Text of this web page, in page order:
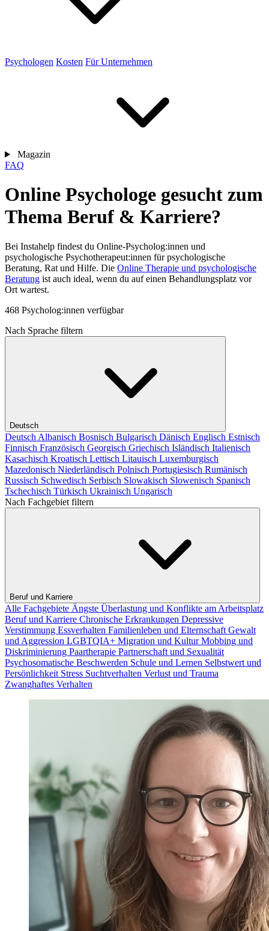
Psychologen Kosten Für Unternehmen
Magazin
FAQ
Online Psychologe gesucht zum
Thema Beruf & Karriere?
Bei Instahelp findest du Online-Psycholog:innen und
psychologische Psychotherapeut:innen für psychologische
Beratung, Rat und Hilfe. Die Online Therapie und psychologische
Beratung ist auch ideal, wenn du auf einen Behandlungsplatz vor
Ort wartest.
468 Psycholog:innen verfügbar
Nach Sprache filtern
Deutsch
Deutsch Albanisch Bosnisch Bulgarisch Dänisch Englisch Estnisch
Finnisch Französisch Georgisch Griechisch Isländisch Italienisch
Kasachisch Kroatisch Lettisch Litauisch Luxemburgisch
Mazedonisch Niederländisch Polnisch Portugiesisch Rumänisch
Russisch Schwedisch Serbisch Slowakisch Slowenisch Spanisch
Tschechisch Türkisch Ukrainisch Ungarisch
Nach Fachgebiet filtern
Beruf und Karriere
Alle Fachgebiete Ängste Überlastung und Konflikte am Arbeitsplatz
Beruf und Karriere Chronische Erkrankungen Depressive
Verstimmung Essverhalten Familienleben und Elternschaft Gewalt
und Aggression LGBTQIA+ Migration und KulturMobbing und
Diskriminierung Paartherapie Partnerschaft und Sexualität
Psychosomatische Beschwerden Schule und Lernen Selbstwert und
Persönlichkeit Stress Suchtverhalten Verlust und Trauma
Zwanghaftes Verhalten